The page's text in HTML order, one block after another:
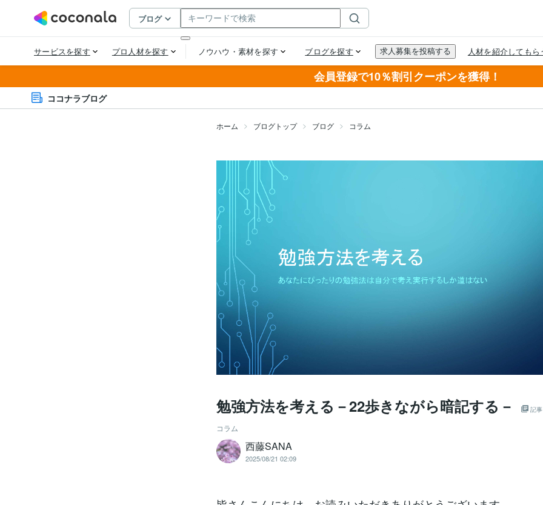
会員登録で10％割引クーポンを獲得！
ココナラブログ
ホーム ブログトップ ブログ コラム
勉強方法を考える－22歩きながら暗記する－ 記事
コラム
西藤SANA
2025/08/21 02:09